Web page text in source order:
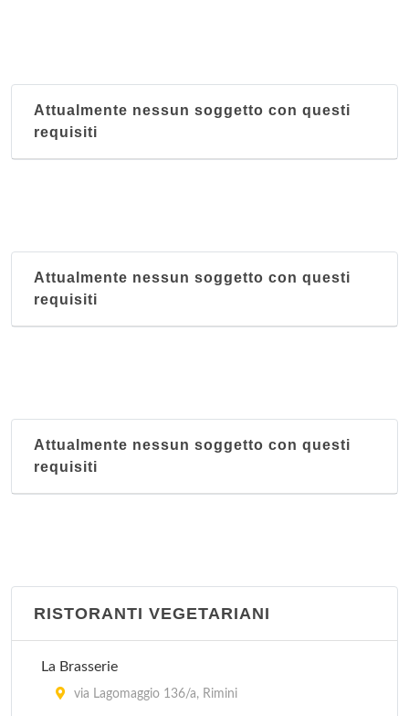
Attualmente nessun soggetto con questi
requisiti
Attualmente nessun soggetto con questi
requisiti
Attualmente nessun soggetto con questi
requisiti
RISTORANTI VEGETARIANI
La Brasserie
via Lagomaggio 136/a, Rimini